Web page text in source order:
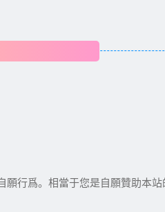
行爲。相當于您是自願贊助本